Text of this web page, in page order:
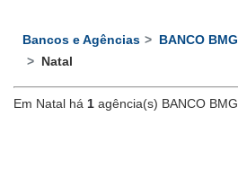
Bancos e Agências BANCO BMG
Natal
Em Natal há 1 agência(s) BANCO BMG